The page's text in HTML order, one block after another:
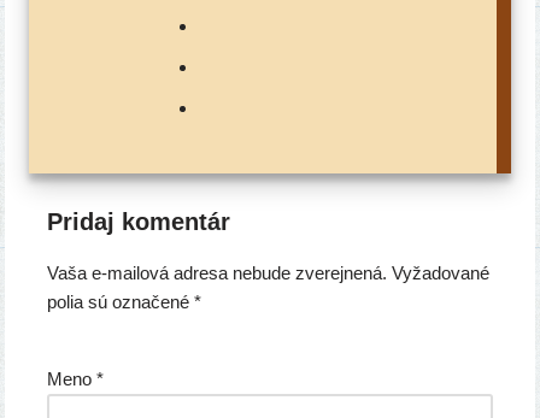
Pridaj komentár
Vaša e-mailová adresa nebude zverejnená. Vyžadované
polia sú označené*
Meno*